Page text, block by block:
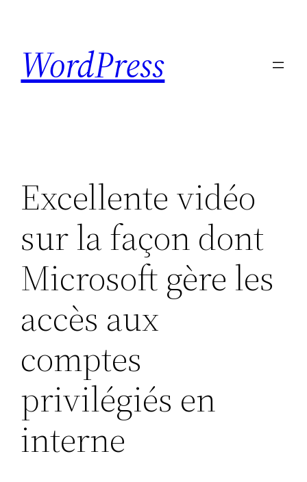
content
WordPress
Excellente vidéo
sur la façon dont
Microsoft gère les
accès aux
comptes
privilégiés en
interne